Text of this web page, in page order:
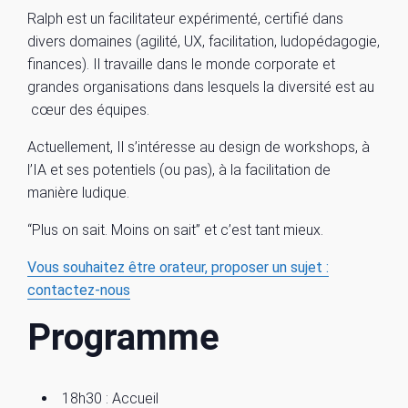
Ralph est un facilitateur expérimenté, certifié dans
divers domaines (agilité, UX, facilitation, ludopédagogie,
finances). Il travaille dans le monde corporate et
grandes organisations dans lesquels la diversité est au
cœur des équipes.
Actuellement, Il s’intéresse au design de workshops, à
l’IA et ses potentiels (ou pas), à la facilitation de
manière ludique.
“Plus on sait. Moins on sait” et c’est tant mieux.
Vous souhaitez être orateur, proposer un sujet :
contactez-nous
Programme
18h30 : Accueil